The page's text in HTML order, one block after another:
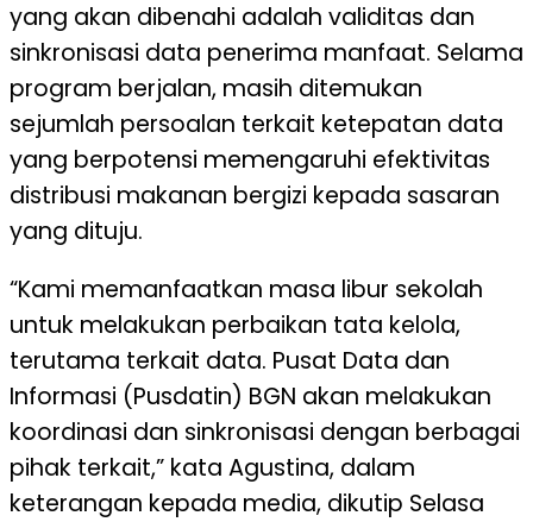
yang akan dibenahi adalah validitas dan
sinkronisasi data penerima manfaat. Selama
program berjalan, masih ditemukan
sejumlah persoalan terkait ketepatan data
yang berpotensi memengaruhi efektivitas
distribusi makanan bergizi kepada sasaran
yang dituju.
“Kami memanfaatkan masa libur sekolah
untuk melakukan perbaikan tata kelola,
terutama terkait data. Pusat Data dan
Informasi (Pusdatin) BGN akan melakukan
koordinasi dan sinkronisasi dengan berbagai
pihak terkait,” kata Agustina, dalam
keterangan kepada media, dikutip Selasa